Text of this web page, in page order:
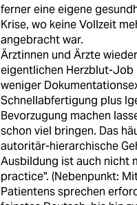
ferner eine eigene
Krise, wo keine Vollzeit
angebracht war.
Ärztinnen und Ärzte
eigentlichen Herzblut-Job
weniger
Schnellabfertigung plus
Bevorzugung machen
schon viel bringen. Das
autoritär-hierarchische
Ausbildung ist auch nicht
practice". (Nebenpunkt:
Patientens sprechen